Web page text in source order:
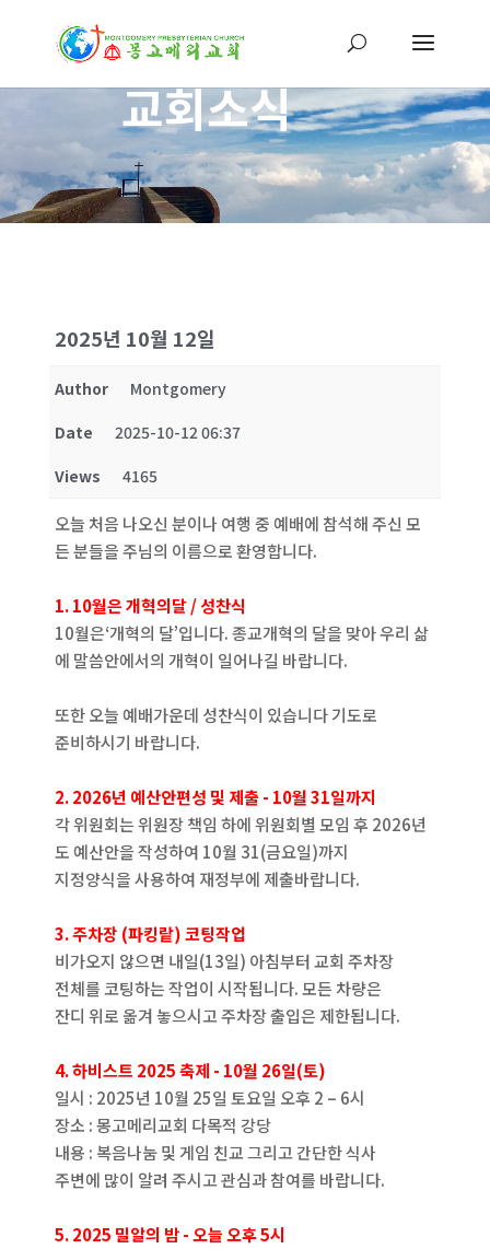
교회소식
2025년 10월 12일
Author
Montgomery
Date
2025-10-12 06:37
Views
4165
오늘 처음 나오신 분이나 여행 중 예배에 참석해 주신 모
든 분들을 주님의 이름으로 환영합니다.
1. 10월은 개혁의달 / 성찬식
10월은‘개혁의 달’입니다. 종교개혁의 달을 맞아 우리 삶
에 말씀안에서의 개혁이 일어나길 바랍니다.
또한 오늘 예배가운데 성찬식이 있습니다 기도로
준비하시기 바랍니다.
2. 2026년 예산안편성 및 제출 - 10월 31일까지
각 위원회는 위원장 책임 하에 위원회별 모임 후 2026년
도 예산안을 작성하여 10월 31(금요일)까지
지정양식을 사용하여 재정부에 제출바랍니다.
3. 주차장 (파킹랕) 코팅작업
비가오지 않으면 내일(13일) 아침부터 교회 주차장
전체를 코팅하는 작업이 시작됩니다. 모든 차량은
잔디 위로 옮겨 놓으시고 주차장 출입은 제한됩니다.
4. 하비스트 2025 축제 - 10월 26일(토)
일시 : 2025년 10월 25일 토요일 오후 2 – 6시
장소 : 몽고메리교회 다목적 강당
내용 : 복음나눔 및 게임 친교 그리고 간단한 식사
주변에 많이 알려 주시고 관심과 참여를 바랍니다.
5. 2025 밀알의 밤 - 오늘 오후 5시